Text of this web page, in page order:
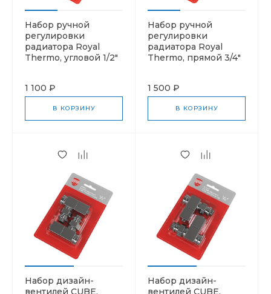
Набор ручной
регулировки
радиатора Royal
Thermo, угловой 1/2"
1 100 ₽
В КОРЗИНУ
Набор ручной
регулировки
радиатора Royal
Thermo, прямой 3/4"
1 500 ₽
В КОРЗИНУ
Набор дизайн-
вентилей CUBE,
Набор дизайн-
вентилей CUBE,